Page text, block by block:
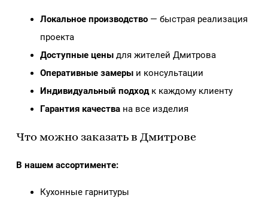
Локальное производство— быстрая реализация
проекта
Доступные ценыдля жителей Дмитрова
Оперативные замерыи консультации
Индивидуальный подходк каждому клиенту
Гарантия качествана все изделия
Что можно заказать в Дмитрове
В нашем ассортименте:
Кухонные гарнитуры